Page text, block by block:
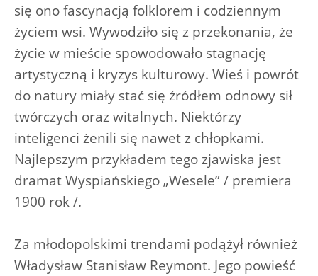
się ono fascynacją folklorem i codziennym
życiem wsi. Wywodziło się z przekonania, że
życie w mieście spowodowało stagnację
artystyczną i kryzys kulturowy. Wieś i powrót
do natury miały stać się źródłem odnowy sił
twórczych oraz witalnych. Niektórzy
inteligenci żenili się nawet z chłopkami.
Najlepszym przykładem tego zjawiska jest
dramat Wyspiańskiego „Wesele” / premiera
1900 rok /.
Za młodopolskimi trendami podążył również
Władysław Stanisław Reymont. Jego powieść